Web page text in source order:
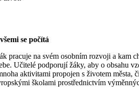
se počítá
pracuje na svém osobním rozvoji a kam
Učitelé podporují žáky, aby o obsahu
aktivitami propojen s životem města,
školami prostřednictvím